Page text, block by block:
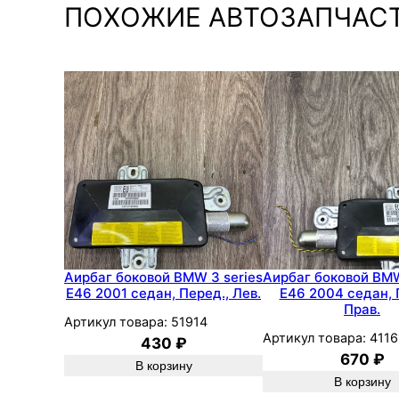
ПОХОЖИЕ
Аирбаг боковой BMW 3 series
E46 2001 седан, Перед., Лев.
Артикул товара: 51914
430 ₽
В корзину
Аирбаг боковой
E46 2004 седан,
Прав.
Артикул товара:
670 ₽
В корзину